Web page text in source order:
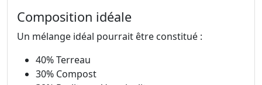
Composition idéale
Un mélange idéal pourrait être constitué :
40% Terreau
30% Compost